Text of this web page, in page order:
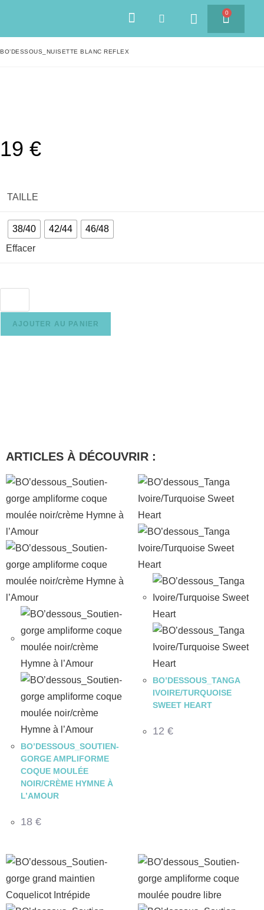
0
BO’DESSOUS_NUISETTE BLANC REFLEX
19 €
TAILLE
38/40 42/44
46/48
Effacer
AJOUTER AU PANIER
ARTICLES À DÉCOUVRIR :
BO’DESSOUS_SOUTIEN-
GORGE AMPLIFORME
COQUE MOULÉE
NOIR/CRÈME HYMNE À
L’AMOUR
18 €
BO’DESSOUS_TANGA
IVOIRE/TURQUOISE
SWEET HEART
12 €